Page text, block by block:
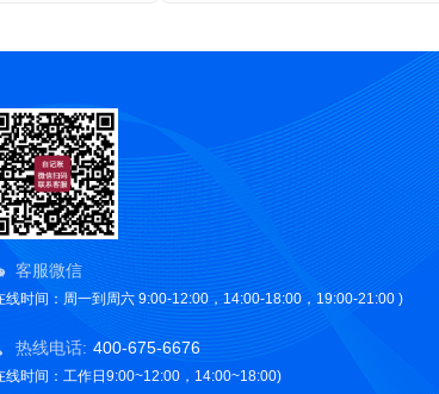
客服微信
线时间：周一到周六 9:00-12:00，14:00-18:00，19:00-21:00 )
热线电话: 400-675-6676
线时间：工作日9:00~12:00，14:00~18:00)